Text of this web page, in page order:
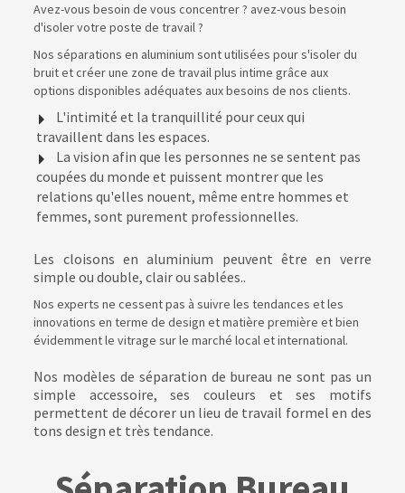
Avez-vous besoin de vous concentrer ? avez-vous besoin
d'isoler votre poste de travail ?
Nos séparations en aluminium sont utilisées pour s'isoler du
bruit et créer une zone de travail plus intime grâce aux
options disponibles adéquates aux besoins de nos clients.
L'intimité et la tranquillité pour ceux qui
travaillent dans les espaces.
La vision afin que les personnes ne se sentent pas
coupées du monde et puissent montrer que les
relations qu'elles nouent, même entre hommes et
femmes, sont purement professionnelles.
Les cloisons en aluminium peuvent être en verre
simple ou double, clair ou sablées..
Nos experts ne cessent pas à suivre les tendances et les
innovations en terme de design et matière première et bien
évidemment le vitrage sur le marché local et international.
Nos modèles de séparation de bureau ne sont pas un
simple accessoire, ses couleurs et ses motifs
permettent de décorer un lieu de travail formel en des
tons design et très tendance.